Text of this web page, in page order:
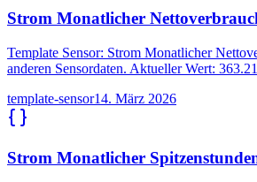
Strom Monatlicher
Template Sensor: Strom Monatlicher
anderen Sensordaten. Aktueller Wert:
template-sensor14. März 2026
Strom Monatlicher